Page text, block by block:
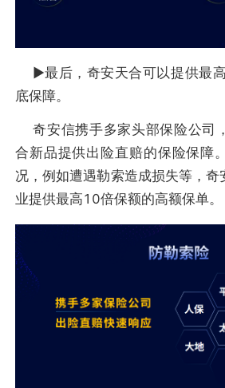
▶︎最后，奇安天合可以提供最
底保障。
奇安信携手多家头部保险公司
合新品提供出险直赔的保险保障
况，例如遭遇勒索造成损失等，奇
业提供最高10倍保额的高额保单。